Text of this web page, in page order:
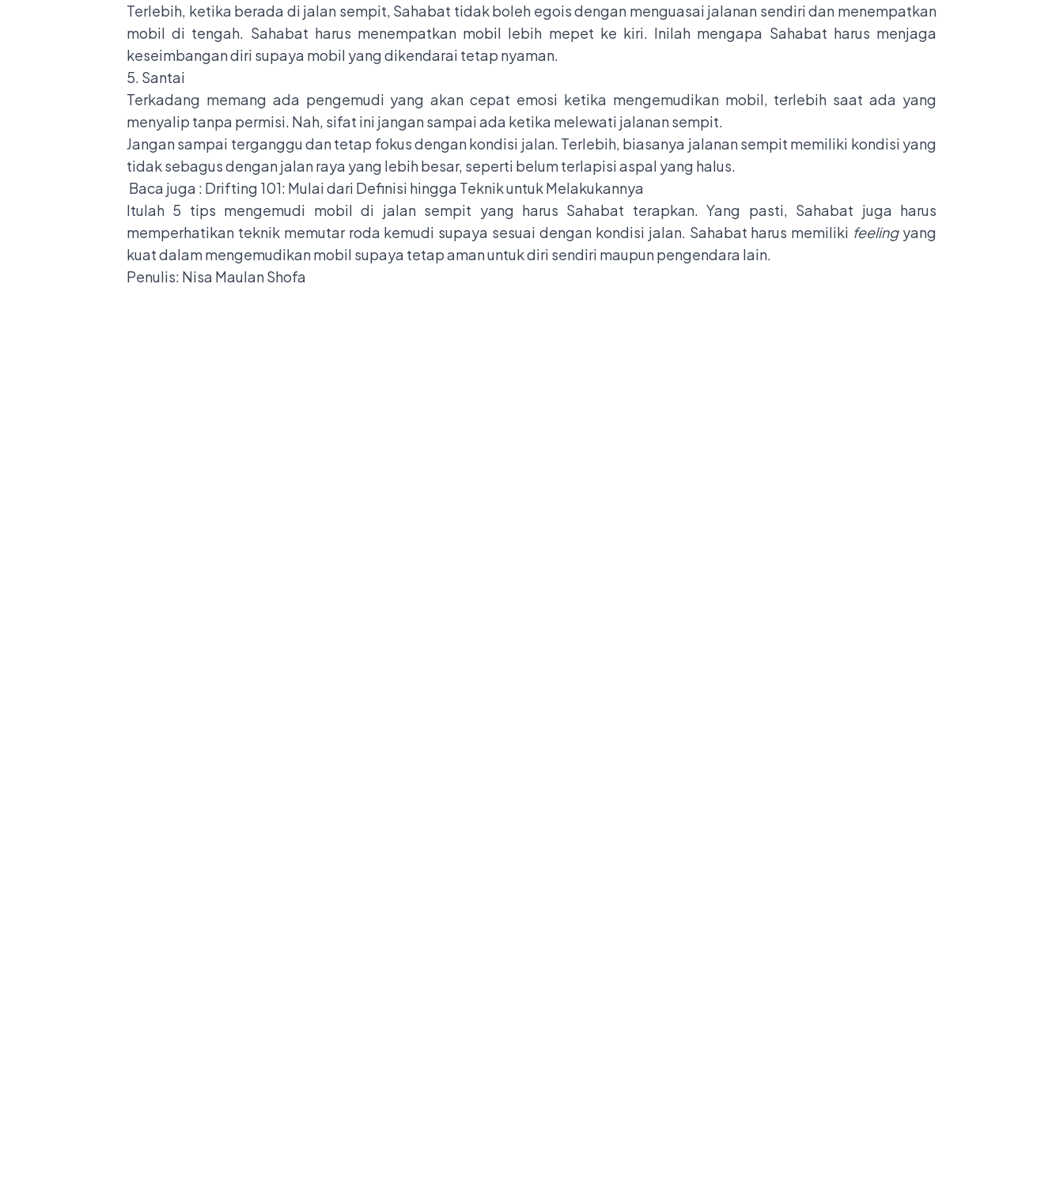
Terlebih, ketika berada di jalan sempit, Sahabat tidak boleh egois dengan menguasai jalanan sendiri dan menempatkan
mobil di tengah. Sahabat harus menempatkan mobil lebih mepet ke kiri. Inilah mengapa Sahabat harus menjaga
keseimbangan diri supaya mobil yang dikendarai tetap nyaman.
5. Santai
Terkadang memang ada pengemudi yang akan cepat emosi ketika mengemudikan mobil, terlebih saat ada yang
menyalip tanpa permisi. Nah, sifat ini jangan sampai ada ketika melewati jalanan sempit.
Jangan sampai terganggu dan tetap fokus dengan kondisi jalan. Terlebih, biasanya jalanan sempit memiliki kondisi yang
tidak sebagus dengan jalan raya yang lebih besar, seperti belum terlapisi aspal yang halus.
Baca juga : Drifting 101: Mulai dari Definisi hingga Teknik untuk Melakukannya
Itulah 5 tips mengemudi mobil di jalan sempit yang harus Sahabat terapkan. Yang pasti, Sahabat juga harus
memperhatikan teknik memutar roda kemudi supaya sesuai dengan kondisi jalan. Sahabat harus memiliki feelingyang
kuat dalam mengemudikan mobil supaya tetap aman untuk diri sendiri maupun pengendara lain.
Penulis: Nisa Maulan Shofa